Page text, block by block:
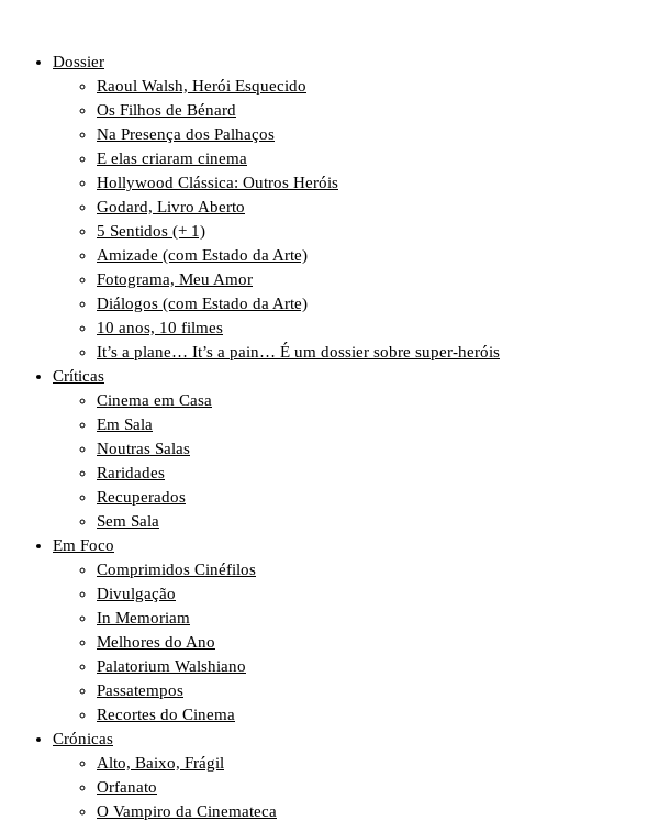
Dossier
Raoul Walsh, Herói Esquecido
Os Filhos de Bénard
Na Presença dos Palhaços
E elas criaram cinema
Hollywood Clássica: Outros Heróis
Godard, Livro Aberto
5 Sentidos (+ 1)
Amizade (com Estado da Arte)
Fotograma, Meu Amor
Diálogos (com Estado da Arte)
10 anos, 10 filmes
It’s a plane… It’s a pain… É um dossier sobre super-heróis
Críticas
Cinema em Casa
Em Sala
Noutras Salas
Raridades
Recuperados
Sem Sala
Em Foco
Comprimidos Cinéfilos
Divulgação
In Memoriam
Melhores do Ano
Palatorium Walshiano
Passatempos
Recortes do Cinema
Crónicas
Alto, Baixo, Frágil
Orfanato
O Vampiro da Cinemateca